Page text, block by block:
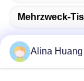
Mehrzweck-
Alina Huang